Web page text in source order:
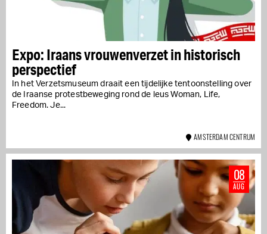
Expo: Iraans vrouwenverzet in historisch
perspectief
In het Verzetsmuseum draait een tijdelijke tentoonstelling over
de Iraanse protestbeweging rond de leus Woman, Life,
Freedom. Je...
AMSTERDAM CENTRUM
08
AUG